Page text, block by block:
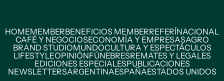
HOMEMEMBERBENEFICIOS MEMBERREFERÍNACIONAL
CAFÉ Y NEGOCIOSECONOMÍA Y EMPRESASAGRO
BRAND STUDIOMUNDOCULTURA Y ESPECTÁCULOS
LIFESTYLEOPINIÓNFÚNEBRESREMATES Y LEGALES
EDICIONES ESPECIALESPUBLICACIONES
NEWSLETTERSARGENTINAESPAÑAESTADOS UNIDOS